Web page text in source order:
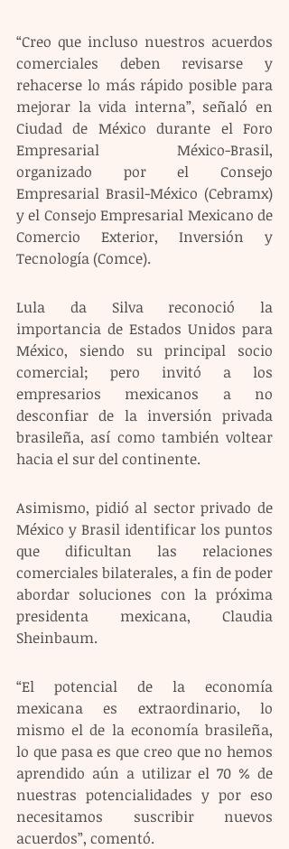
“Creo que incluso nuestros acuerdos
comerciales deben revisarse y
rehacerse lo más rápido posible para
mejorar la vida interna”, señaló en
Ciudad de México durante el Foro
Empresarial México-Brasil,
organizado por el Consejo
Empresarial Brasil-México (Cebramx)
y el Consejo Empresarial Mexicano de
Comercio Exterior, Inversión y
Tecnología (Comce).
Lula da Silva reconoció la
importancia de Estados Unidos para
México, siendo su principal socio
comercial; pero invitó a los
empresarios mexicanos a no
desconfiar de la inversión privada
brasileña, así como también voltear
hacia el sur del continente.
Asimismo, pidió al sector privado de
México y Brasil identificar los puntos
que dificultan las relaciones
comerciales bilaterales, a fin de poder
abordar soluciones con la próxima
presidenta mexicana, Claudia
Sheinbaum.
“El potencial de la economía
mexicana es extraordinario, lo
mismo el de la economía brasileña,
lo que pasa es que creo que no hemos
aprendido aún a utilizar el 70 % de
nuestras potencialidades y por eso
necesitamos suscribir nuevos
acuerdos”, comentó.